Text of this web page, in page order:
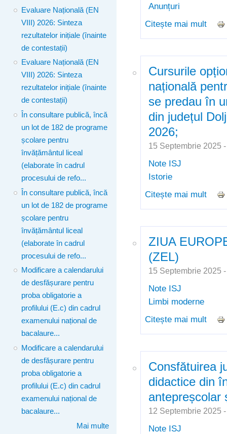
Evaluare Națională (EN
VIII) 2026: Sinteza
rezultatelor inițiale (înainte
de contestații)
Evaluare Națională (EN
VIII) 2026: Sinteza
rezultatelor inițiale (înainte
de contestații)
În consultare publică, încă
un lot de 182 de programe
școlare pentru
învățământul liceal
(elaborate în cadrul
procesului de refo...
În consultare publică, încă
un lot de 182 de programe
școlare pentru
învățământul liceal
(elaborate în cadrul
procesului de refo...
Modificare a calendarului
de desfășurare pentru
proba obligatorie a
profilului (E.c) din cadrul
examenului național de
bacalaure...
Modificare a calendarului
de desfășurare pentru
proba obligatorie a
profilului (E.c) din cadrul
examenului național de
bacalaure...
Mai multe
Anunțuri
Citește mai mult
Cursurile
națională
se predau în
din județul
2026;
15 Septembrie
Note ISJ
Istorie
Citește mai mult
ZIUA
(ZEL)
15 Septembrie 2025
Note ISJ
Limbi moderne
Citește mai mult
Consfătuirea
didactice din
antepreșcolar
12 Septembrie
Note ISJ